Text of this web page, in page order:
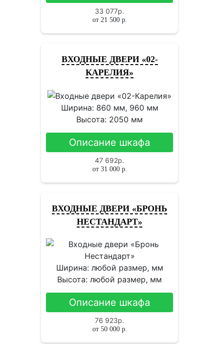
33 077р.
от 21 500р.
ВХОДНЫЕ ДВЕРИ «02-
КАРЕЛИЯ»
Ширина: 860 мм, 960 мм
Высота: 2050 мм
Описание шкафа
47 692р.
от 31 000р.
ВХОДНЫЕ ДВЕРИ «БРОНЬ
НЕСТАНДАРТ»
Ширина: любой размер, мм
Высота: любой размер, мм
Описание шкафа
76 923р.
от 50 000р.